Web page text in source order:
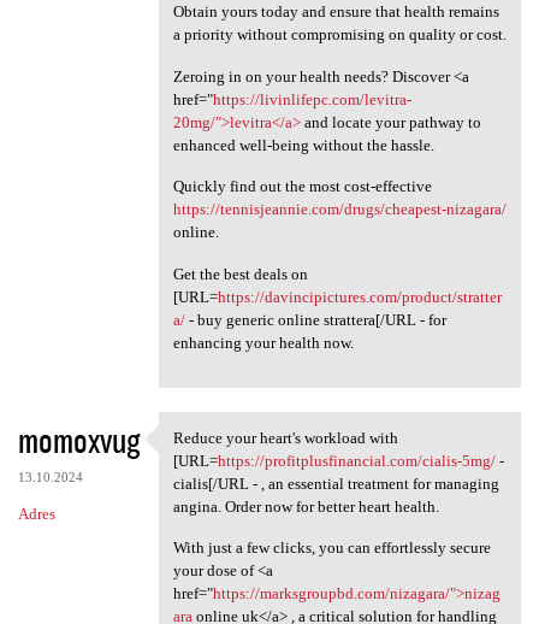
Obtain yours today and ensure that health remains
a priority without compromising on quality or cost.
Zeroing in on your health needs? Discover <a
href="https://livinlifepc.com/levitra-
20mg/">levitra</a>and locate your pathway to
enhanced well-being without the hassle.
Quickly find out the most cost-effective
https://tennisjeannie.com/drugs/cheapest-nizagara/
online.
Get the best deals on
[URL=https://davincipictures.com/product/stratter
a/- buy generic online strattera[/URL - for
enhancing your health now.
momoxvug
13.10.2024
Adres
Reduce your heart's workload
Reduce your heart's workload with
[URL=https://profitplusfinancial.com/cialis-5mg/-
cialis[/URL - , an essential treatment for managing
angina. Order now for better heart health.
With just a few clicks, you can effortlessly secure
your dose of <a
href="https://marksgroupbd.com/nizagara/">nizag
araonline uk</a> , a critical solution for handling